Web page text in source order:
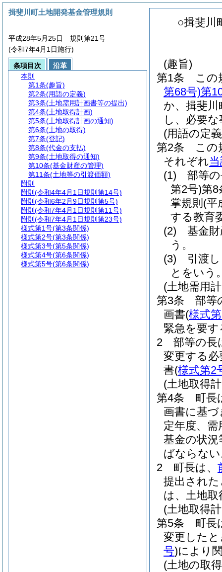
○揖斐川
(趣旨)
第1条
この
第68号)第
か、揖斐川
し、必要
(用語の定
第2条
この
それぞれ
(1)
部等
第2号)第8
掌規則 (平
する教育
(2)
基金
う。
(3)
引渡
とをいう
(土地需用
第3条
部等
画書(様式
緊急を要
2
部等の長
変更する
書(様式第2
(土地取得
第4条
町長
画書に基
定年度、
基金の状
ばならな
2
町長は、
提出され
は、土地
(土地取得
第5条
町長
変更した
号)により
(土地の取
揖斐川町土地開発基金管理規則
平成28年5月25日 規則第21号
(令和7年4月1日施行)
条項目次
沿革
本則
第1条(趣旨)
第2条(用語の定義)
第3条(土地需用計画書等の提出)
第4条(土地取得計画)
第5条(土地取得計画の通知)
第6条(土地の取得)
第7条(登記)
第8条(代金の支払)
第9条(土地取得の通知)
第10条(基金財産の管理)
第11条(土地等の引渡価額)
附則
附則 (令和4年4月1日規則第14号)
附則 (令和6年2月9日規則第5号)
附則 (令和7年4月1日規則第11号)
附則 (令和7年4月1日規則第23号)
様式第1号(第3条関係)
様式第2号(第3条関係)
様式第3号(第5条関係)
様式第4号(第6条関係)
様式第5号(第6条関係)